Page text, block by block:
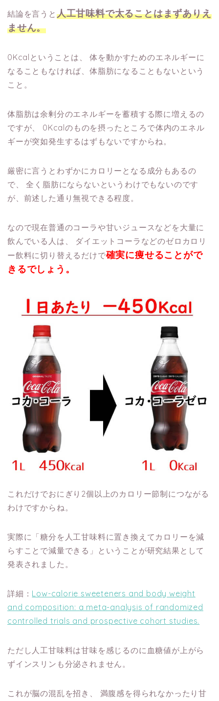
結論を言うと 人工甘味料で太ることはまずありえ
ません。
0Kcalということは、
体を動かすためのエネルギーに
なることもなければ、体脂肪になることもないという
こと。
体脂肪は余剰分のエネルギーを蓄積する際に増えるの
ですが、
0Kcalのものを摂ったところで体内のエネル
ギーが突如発生するはずもないですからね。
厳密に言うとわずかにカロリーとなる成分もあるの
で、
全く脂肪にならないというわけでもないのです
が、前述した通り無視できる程度。
なので現在普通のコーラや甘いジュースなどを大量に
飲んでいる人は、
ダイエットコーラなどのゼロカロリ
ー飲料に切り替えるだけで確実に痩せることがで
きるでしょう。
これだけでおにぎり2個以上のカロリー節制につながる
わけですからね。
実際に「糖分を人工甘味料に置き換えてカロリーを減
らすことで減量できる」ということが研究結果として
発表されました。
詳細： Low-calorie sweeteners and body weight
and composition: a meta-analysis of randomized
controlled trials and prospective cohort studies.
ただし人工甘味料は甘味を感じるのに血糖値が上がら
ずインスリンも分泌されません。
これが脳の混乱を招き、
満腹感を得られなかったり甘